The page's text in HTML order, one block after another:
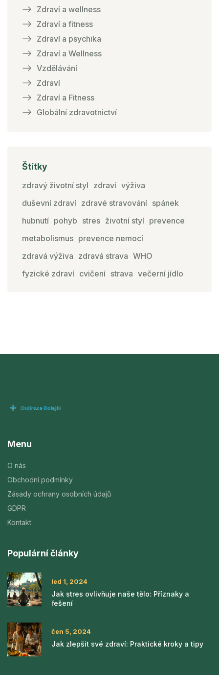
Zdraví a wellness
Zdraví a fitness
Zdraví a psychika
Zdraví a Wellness
Vzdělávání
Zdraví
Zdraví a Fitness
Globální zdravotnictví
Štítky
zdravý životní styl zdraví výživa
duševní zdraví zdravé stravování spánek
hubnutí pohyb stres životní styl prevence
metabolismus prevence nemocí
zdravá výživa zdravá strava WHO
fyzické zdraví cvičení strava večerní jídlo
Menu
O nás
Obchodní podmínky
Zásady ochrany osobních údajů
GDPR
Kontakt
Populární články
led 1, 2024
Jak stres ovlivňuje naše tělo: Příznaky a
řešení
čen 5, 2024
Jak zlepšit své zdraví: Praktické kroky a tipy